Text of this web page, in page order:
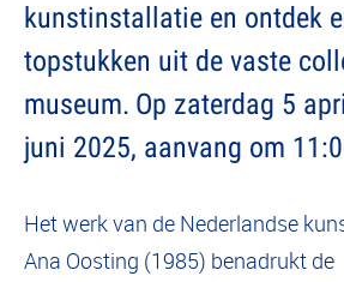
kunstinstallatie en ontdek
topstukken uit de vaste
museum. Op zaterdag 5
juni 2025, aanvang om
Het werk van de Nederlandse
Ana Oosting (1985) benadrukt de